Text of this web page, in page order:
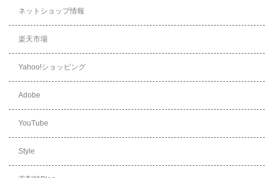
ネットショップ情報
楽天市場
Yahoo!ショッピング
Adobe
YouTube
Style